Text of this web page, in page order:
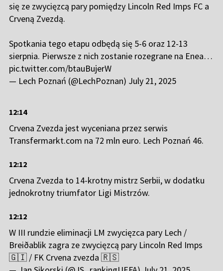
się ze zwycięzcą pary pomiędzy Lincoln Red Imps FC a
Crveną Zvezdą.
Spotkania tego etapu odbędą się 5-6 oraz 12-13
sierpnia. Pierwsze z nich zostanie rozegrane na Enea…
pic.twitter.com/btauBujerW
— Lech Poznań (@LechPoznan) July 21, 2025
12:14
Crvena Zvezda jest wyceniana przez serwis
Transfermarkt.com na 72 mln euro. Lech Poznań 46.
12:12
Crvena Zvezda to 14-krotny mistrz Serbii, w dodatku
jednokrotny triumfator Ligi Mistrzów.
12:12
W III rundzie eliminacji LM zwycięzca pary Lech /
Breiðablik zagra ze zwycięzcą pary Lincoln Red Imps
🇬🇮 / FK Crvena zvezda 🇷🇸